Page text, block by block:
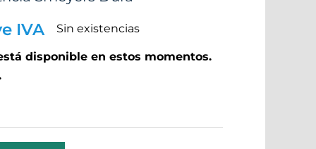
IVA Sin existencias
disponible en estos momentos.